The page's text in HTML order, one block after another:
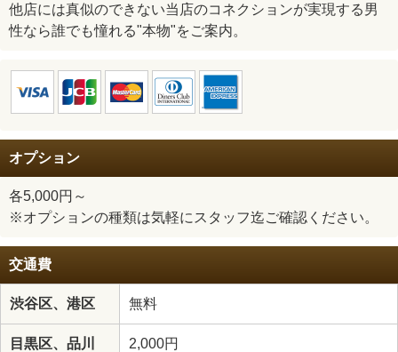
他店には真似のできない当店のコネクションが実現する男
性なら誰でも憧れる"本物"をご案内。
オプション
各5,000円～
※オプションの種類は気軽にスタッフ迄ご確認ください。
交通費
渋谷区、港区 無料
目黒区、品川 2,000円